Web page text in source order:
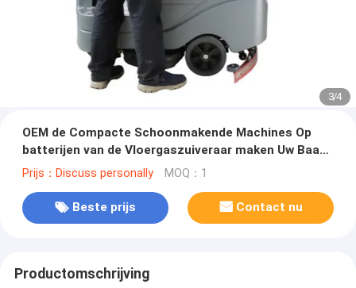
3/4
OEM de Compacte Schoonmakende Machines Op
batterijen van de Vloergaszuiveraar maken Uw Baan
Efficiënter
Prijs：Discuss personally MOQ：1
Beste prijs Contact nu
Productomschrijving